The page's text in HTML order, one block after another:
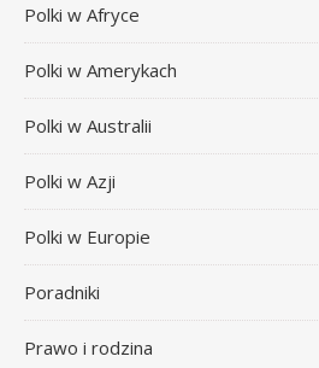
Polki w Afryce
Polki w Amerykach
Polki w Australii
Polki w Azji
Polki w Europie
Poradniki
Prawo i rodzina